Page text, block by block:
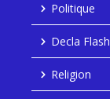
Politique
Decla Flash
Religion